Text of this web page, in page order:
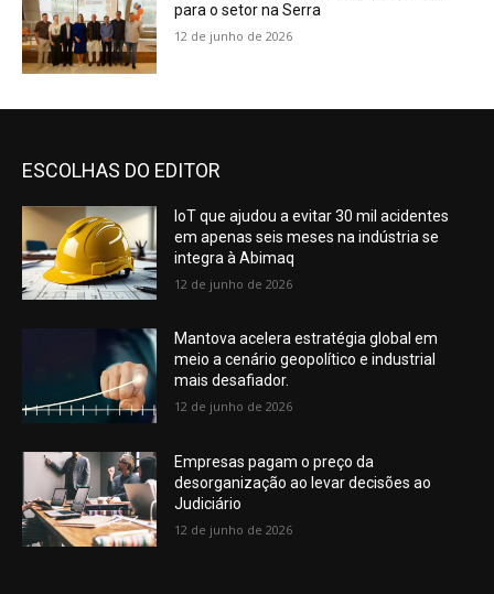
para o setor na Serra
12 de junho de 2026
ESCOLHAS DO EDITOR
IoT que ajudou a evitar 30 mil acidentes
em apenas seis meses na indústria se
integra à Abimaq
12 de junho de 2026
Mantova acelera estratégia global em
meio a cenário geopolítico e industrial
mais desafiador.
12 de junho de 2026
Empresas pagam o preço da
desorganização ao levar decisões ao
Judiciário
12 de junho de 2026